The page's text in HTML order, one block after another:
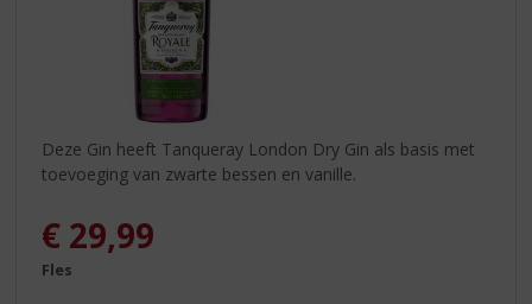
Deze Gin heeft Tanqueray London Dry Gin als basis met
toevoeging van zwarte bessen en vanille.
€ 29,99
Fles